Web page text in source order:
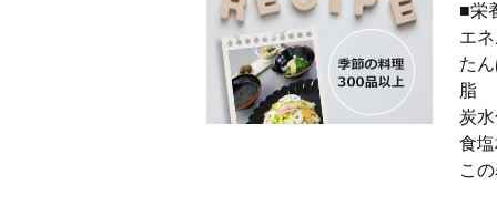
■栄
エ
た
脂
炭
食
こ